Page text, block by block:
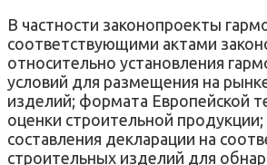
В частности законопроекты
соответствующими актами
относительно установления
условий для размещения на
изделий; формата Европейской
оценки строительной продукции;
составления декларации на
строительных изделий для